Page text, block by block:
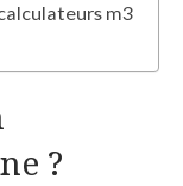
m3
?